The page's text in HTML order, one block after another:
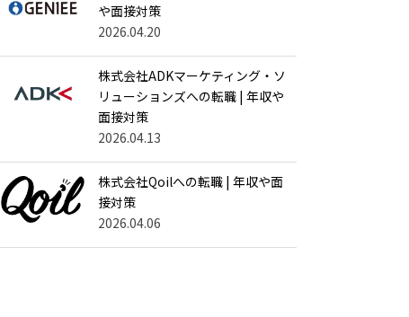
や面接対策
2026.04.20
株式会社ADKマーケティング・ソ
リューションズへの転職 | 年収や
面接対策
2026.04.13
株式会社Qoilへの転職 | 年収や面
接対策
2026.04.06